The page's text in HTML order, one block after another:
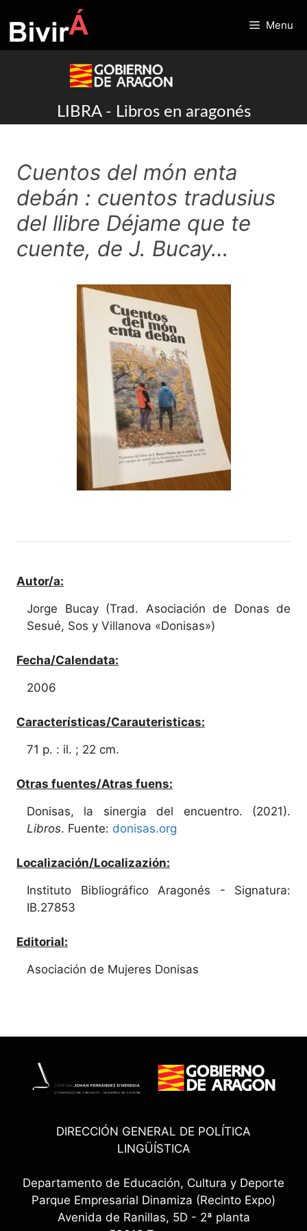
to
content
Menu
LIBRA - Libros en aragonés
Cuentos del món enta
debán : cuentos tradusius
del llibre Déjame que te
cuente, de J. Bucay…
Autor/a:
Jorge Bucay (Trad. Asociación de Donas de
Sesué, Sos y Villanova «Donisas»)
Fecha/Calendata:
2006
Características/Carauteristicas:
71 p. : il. ; 22 cm.
Otras fuentes/Atras fuens:
Donisas, la sinergia del encuentro. (2021).
Libros. Fuente: donisas.org
Localización/Localizazión:
Instituto Bibliográfico Aragonés - Signatura:
IB.27853
Editorial:
Asociación de Mujeres Donisas
DIRECCIÓN GENERAL DE POLÍTICA
LINGÜÍSTICA
Departamento de Educación, Cultura y Deporte
Parque Empresarial Dinamiza (Recinto Expo)
Avenida de Ranillas, 5D - 2ª planta